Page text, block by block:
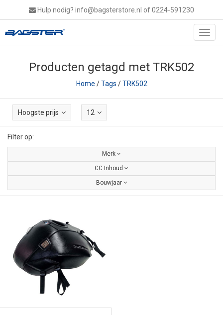
Hulp nodig? info@bagsterstore.nl of 0224-591230
Producten getagd met TRK502
Home /Tags /TRK502
Hoogste prijs 12
Filter op:
Merk
CC Inhoud
Bouwjaar